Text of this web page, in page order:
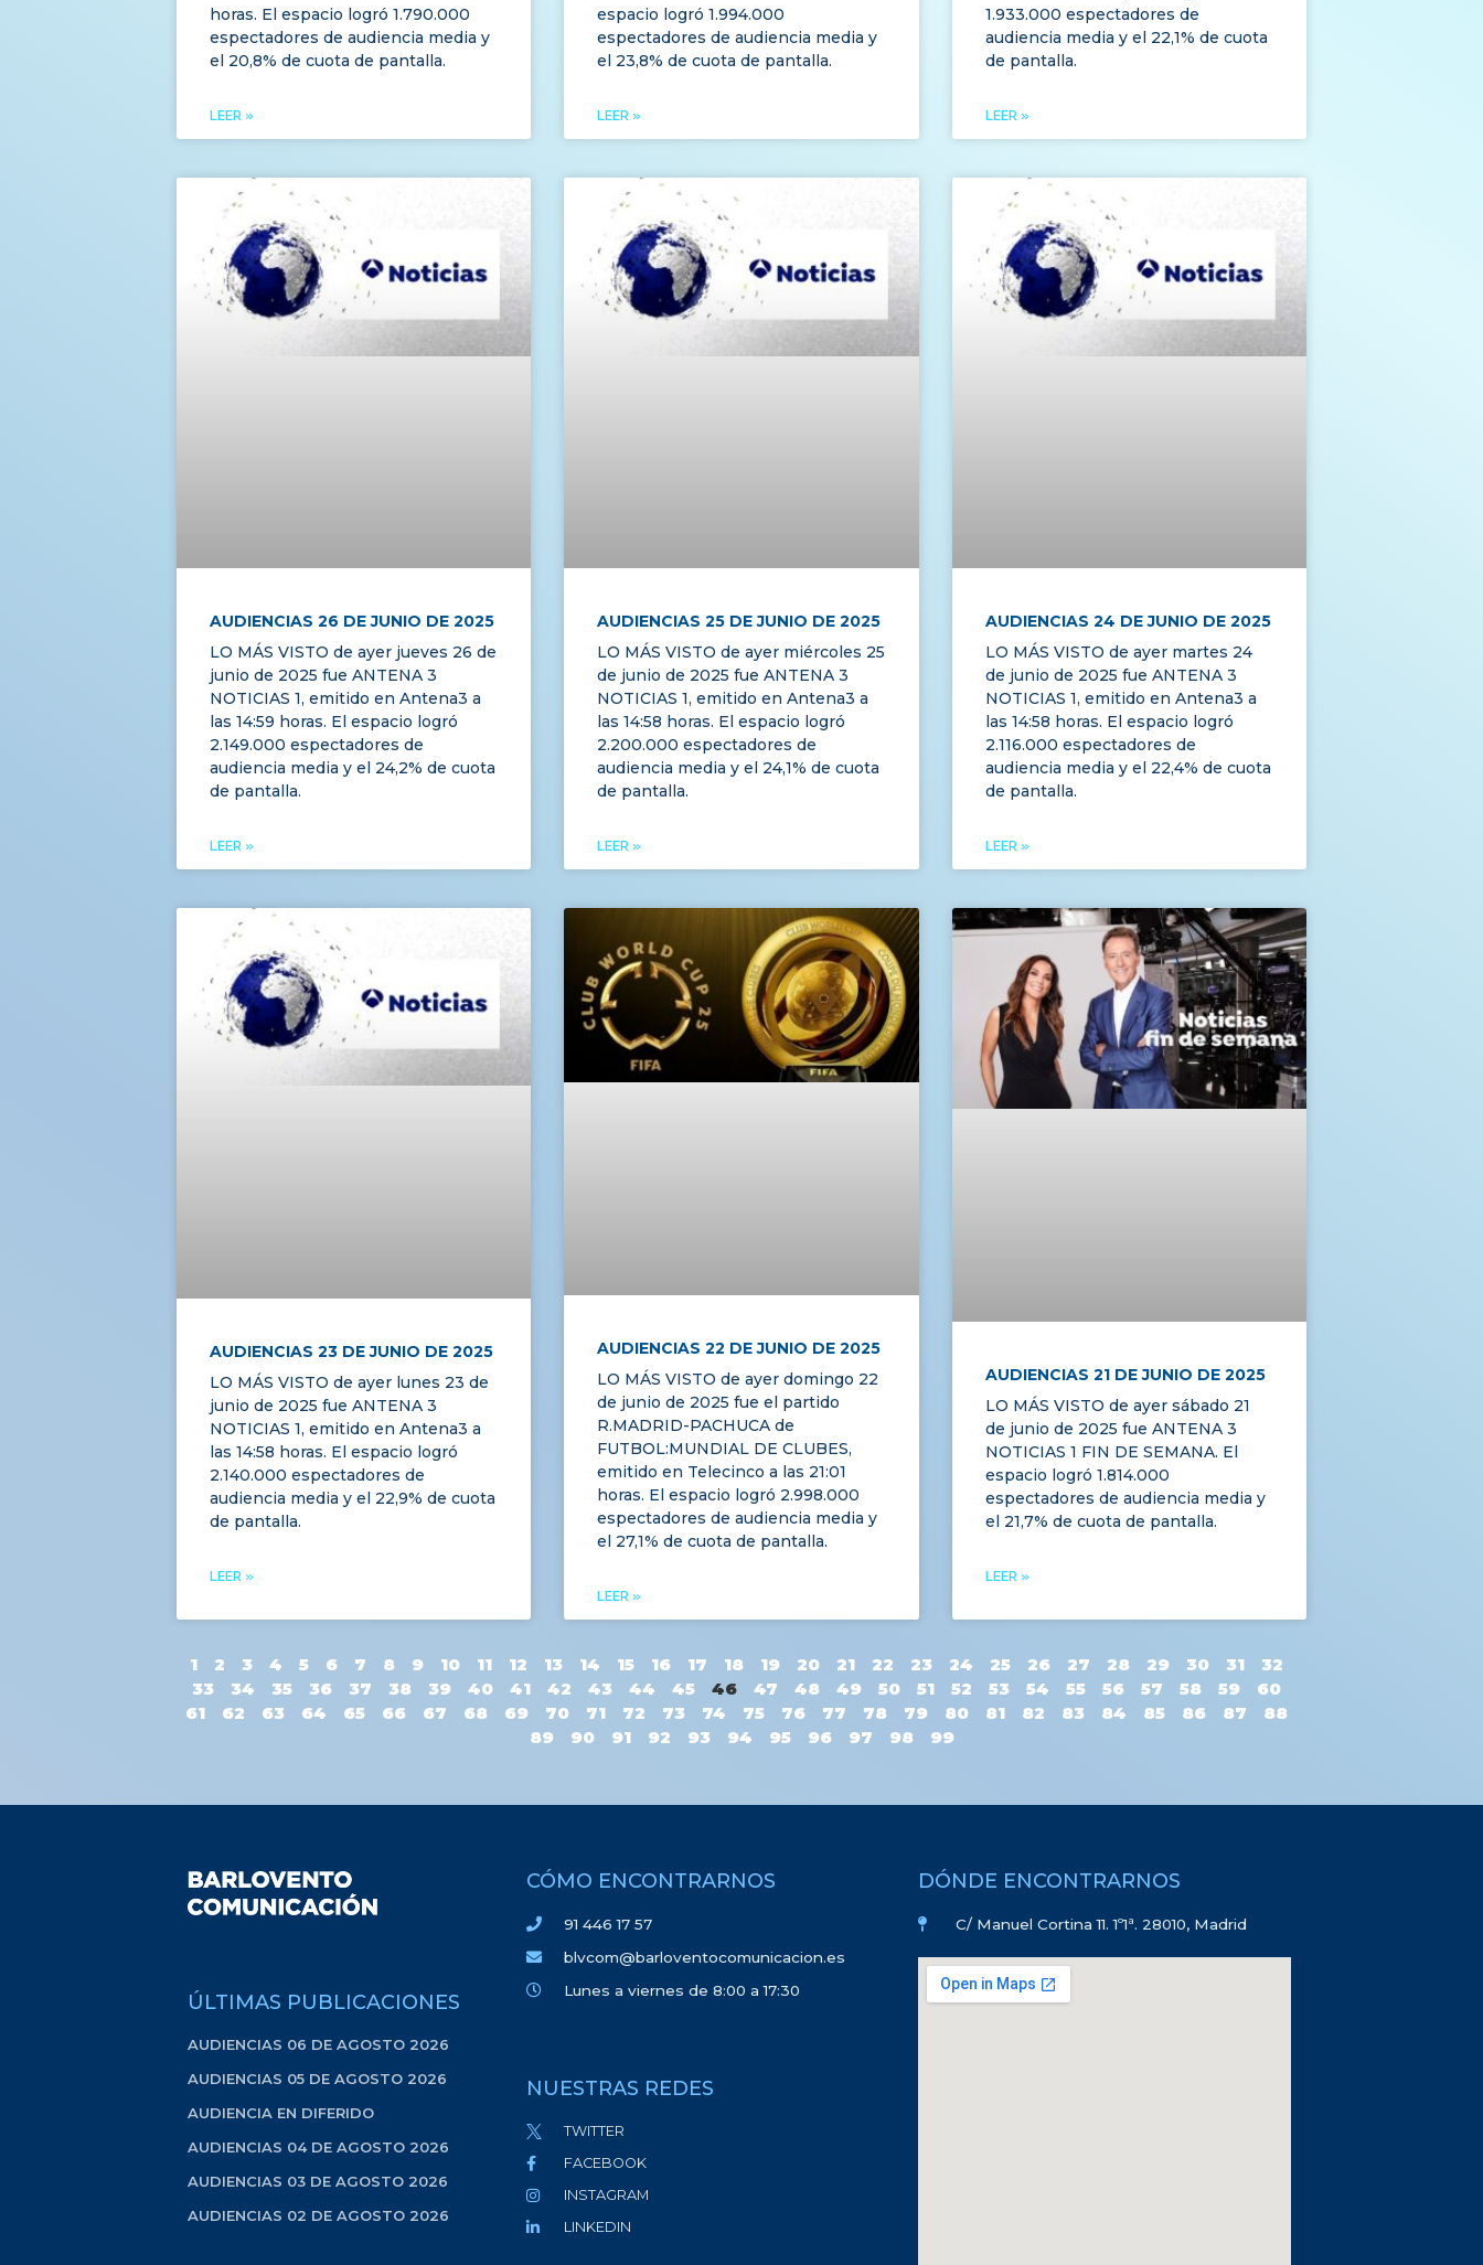
horas. El espacio logró 1.790.000
espectadores de audiencia media y
el 20,8% de cuota de pantalla.
LEER »
espacio logró 1.994.000
espectadores de audiencia media y
el 23,8% de cuota de pantalla.
LEER »
1.933.000 espectadores de
audiencia media y el 22,1% de cuota
de pantalla.
LEER »
AUDIENCIAS 26 DE JUNIO DE 2025
LO MÁS VISTO de ayer jueves 26 de
junio de 2025 fue ANTENA 3
NOTICIAS 1, emitido en Antena3 a
las 14:59 horas. El espacio logró
2.149.000 espectadores de
audiencia media y el 24,2% de cuota
de pantalla.
LEER »
AUDIENCIAS 25 DE JUNIO DE 2025
LO MÁS VISTO de ayer miércoles 25
de junio de 2025 fue ANTENA 3
NOTICIAS 1, emitido en Antena3 a
las 14:58 horas. El espacio logró
2.200.000 espectadores de
audiencia media y el 24,1% de cuota
de pantalla.
LEER »
AUDIENCIAS 24 DE JUNIO DE 2025
LO MÁS VISTO de ayer martes 24
de junio de 2025 fue ANTENA 3
NOTICIAS 1, emitido en Antena3 a
las 14:58 horas. El espacio logró
2.116.000 espectadores de
audiencia media y el 22,4% de cuota
de pantalla.
LEER »
AUDIENCIAS 23 DE JUNIO DE 2025
LO MÁS VISTO de ayer lunes 23 de
junio de 2025 fue ANTENA 3
NOTICIAS 1, emitido en Antena3 a
las 14:58 horas. El espacio logró
2.140.000 espectadores de
audiencia media y el 22,9% de cuota
de pantalla.
LEER »
AUDIENCIAS 22 DE JUNIO DE 2025
LO MÁS VISTO de ayer domingo 22
de junio de 2025 fue el partido
R.MADRID-PACHUCA de
FUTBOL:MUNDIAL DE CLUBES,
emitido en Telecinco a las 21:01
horas. El espacio logró 2.998.000
espectadores de audiencia media y
el 27,1% de cuota de pantalla.
LEER »
AUDIENCIAS 21 DE JUNIO DE 2025
LO MÁS VISTO de ayer sábado 21
de junio de 2025 fue ANTENA 3
NOTICIAS 1 FIN DE SEMANA. El
espacio logró 1.814.000
espectadores de audiencia media y
el 21,7% de cuota de pantalla.
LEER »
1 2 3 4 5 6 7 8 9 10 11 12 13 14 15 16 17 18 19 20 21 22 23 24 25 26 27 28 29 30 31
32
33
34 35 36 37 38 39 40 41 42 43 44 45 46 47 48 49 50 51 52 53 54 55 56 57 58 59
60
61
62 63 64 65 66 67 68 69 70 71 72 73 74 75 76 77 78 79 80 81 82 83 84 85 86 87
88
89
90 91 92 93 94 95 96 97 98 99
ÚLTIMAS PUBLICACIONES
AUDIENCIAS 06 DE AGOSTO 2026
AUDIENCIAS 05 DE AGOSTO 2026
AUDIENCIA EN DIFERIDO
AUDIENCIAS 04 DE AGOSTO 2026
AUDIENCIAS 03 DE AGOSTO 2026
AUDIENCIAS 02 DE AGOSTO 2026
CÓMO ENCONTRARNOS
91 446 17 57
blvcom@barloventocomunicacion.es
Lunes a viernes de 8:00 a 17:30
NUESTRAS REDES
TWITTER
FACEBOOK
INSTAGRAM
LINKEDIN
DÓNDE ENCONTRARNOS
C/ Manuel Cortina 11. 1º1ª. 28010, Madrid